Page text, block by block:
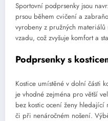
Sportovní podprsenky jsou
prsou během cvičení a
vyrobeny z pružných
vzadu, což zvyšuje komfort a
Podprsenky s
Kostice umístěné v dolní části
je vhodné zejména pro větší
bez kostic ocení ženy
či při nenáročném nošení.